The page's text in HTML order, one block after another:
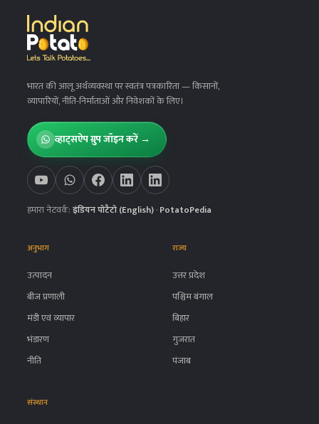
भारत की आलू अर्थव्यवस्था पर स्वतंत्र पत्रकारिता— किसानों,
व्यापारियों, नीति-निर्माताओं और निवेशकों के लिए।
व्हाट्सऐप ग्रुप जॉइन करें →
हमारा नेटवर्क:इंडियन पोटैटो (English)·PotatoPedia
अनुभाग
उत्पादन
बीज प्रणाली
मंडी एवं व्यापार
भंडारण
नीति
राज्य
उत्तर प्रदेश
पश्चिम बंगाल
बिहार
गुजरात
पंजाब
संस्थान